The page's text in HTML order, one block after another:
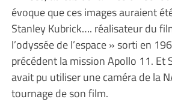
évoque que ces images auraient
Stanley Kubrick…. réalisateur du
l’odyssée de l’espace » sorti en
précédent la mission Apollo 11. Et
avait pu utiliser une caméra de la
tournage de son film.